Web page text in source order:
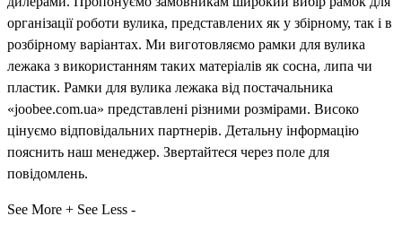
організації роботи вулика, представлених як у збірному, так і в
розбірному варіантах. Ми виготовляємо рамки для вулика
лежака з використанням таких матеріалів як сосна, липа чи
пластик. Рамки для вулика лежака від постачальника
«joobee.com.ua» представлені різними розмірами. Високо
цінуємо відповідальних партнерів. Детальну інформацію
пояснить наш менеджер. Звертайтеся через поле для
повідомлень.
See More + See Less -